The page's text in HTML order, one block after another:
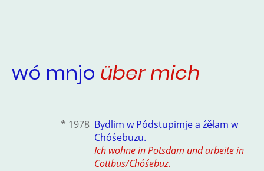
wó mnjo über mich
* 1978 Bydlim w Pódstupimje a źěłam w
Chóśebuzu.
Ich wohne in Potsdam und arbeite in
Cottbus/Chóśebuz.